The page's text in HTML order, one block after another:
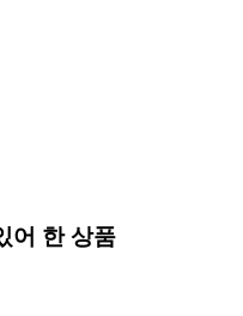
어 한 상품